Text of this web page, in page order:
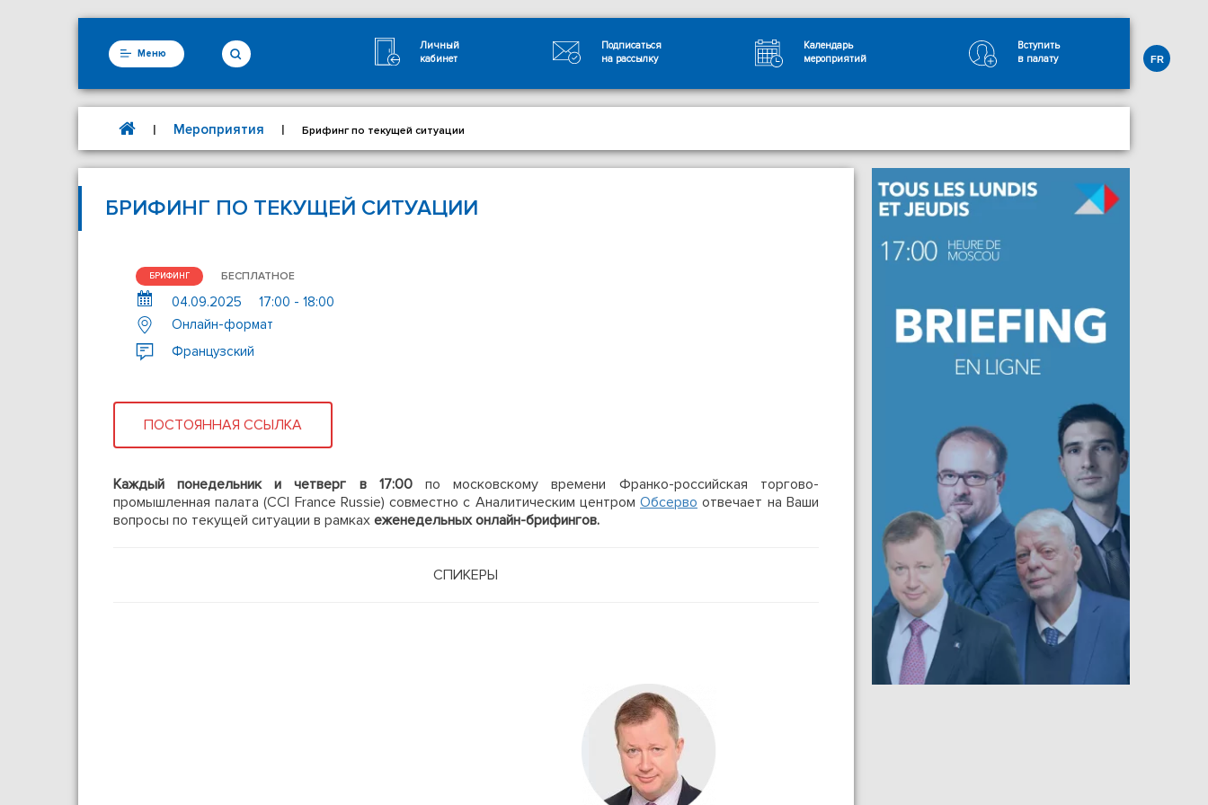
Меню
Личный
кабинет
Подписаться
на рассылку
Календарь
мероприятий
Вступить
в палату
FR
| Мероприятия | Брифинг по текущей ситуации
БРИФИНГ ПО ТЕКУЩЕЙ СИТУАЦИИ
БРИФИНГ БЕСПЛАТНОЕ
04.09.2025
17:00 - 18:00
Онлайн-формат
Французский
ПОСТОЯННАЯ ССЫЛКА
Каждый понедельник и четверг в 17:00по московскому времени Франко-российская торгово-
промышленная палата (CCI France Russie) совместно с Аналитическим центром Обсерво отвечает на Ваши
вопросы по текущей ситуации в рамках еженедельных онлайн-брифингов.
СПИКЕРЫ